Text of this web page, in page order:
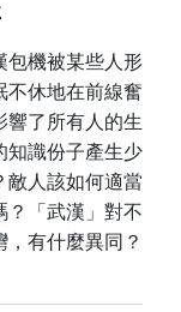
包機被某些人形
休地在前線奮
響了所有人的生
知識份子產生少
敵人該如何適當
「武漢」對不
有什麼異同？